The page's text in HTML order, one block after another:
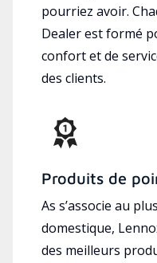
pourriez avoir.
Dealer est formé
confort et de
des clients.
Produits de
As s’associe au
domestique,
des meilleurs